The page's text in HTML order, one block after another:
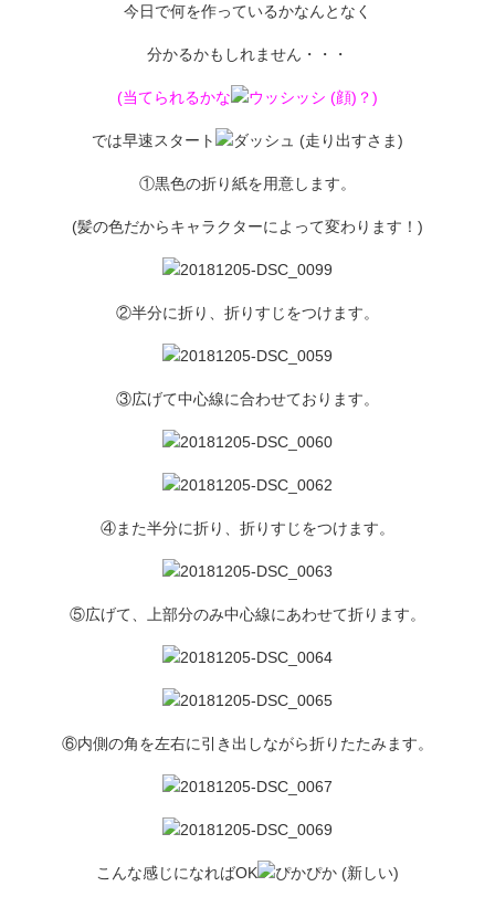
今日で何を作っているかなんとなく
分かるかもしれません・・・
(当てられるかな ？)
では早速スタート
①黒色の折り紙を用意します。
(髪の色だからキャラクターによって変わります！)
②半分に折り、折りすじをつけます。
③広げて中心線に合わせております。
④また半分に折り、折りすじをつけます。
⑤広げて、上部分のみ中心線にあわせて折ります。
⑥内側の角を左右に引き出しながら折りたたみます。
こんな感じになればOK